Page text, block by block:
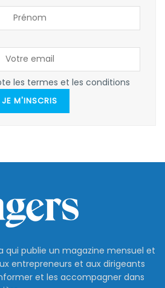
les termes et les conditions
JE M'INSCRIS
qui publie un magazine mensuel et
entrepreneurs et aux dirigeants
et les accompagner dans